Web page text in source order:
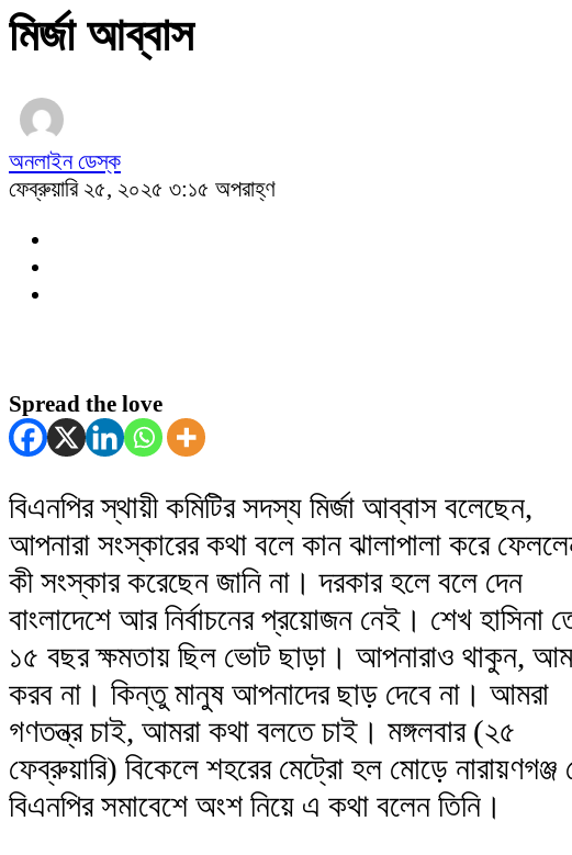
মির্জা আব্বাস
অনলাইন ডেস্ক
ফেব্রুয়ারি ২৫, ২০২৫ ৩:১৫ অপরাহ্ণ
Spread the love
বিএনপির স্থায়ী কমিটির সদস্য মির্জা আব্বাস বলেছেন,
আপনারা সংস্কারের কথা বলে কান ঝালাপালা করে
কী সংস্কার করেছেন জানি না। দরকার হলে বলে দেন
বাংলাদেশে আর নির্বাচনের প্রয়োজন নেই। শেখ হাসিনা
১৫ বছর ক্ষমতায় ছিল ভোট ছাড়া। আপনারাও থাকুন,
করব না। কিন্তু মানুষ আপনাদের ছাড় দেবে না। আমরা
গণতন্ত্র চাই, আমরা কথা বলতে চাই। মঙ্গলবার (২৫
ফেব্রুয়ারি) বিকেলে শহরের মেট্রো হল মোড়ে নারায়ণগঞ্জ
বিএনপির সমাবেশে অংশ নিয়ে এ কথা বলেন তিনি।